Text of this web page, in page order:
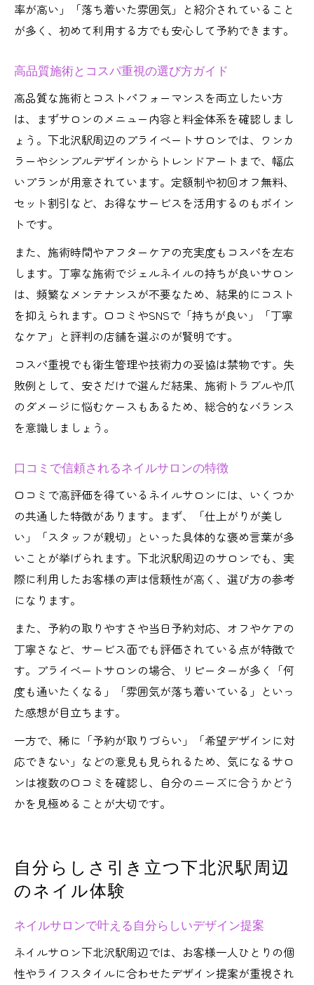
率が高い」「落ち着いた雰囲気」と紹介されていること
が多く、初めて利用する方でも安心して予約できます。
高品質施術とコスパ重視の選び方ガイド
高品質な施術とコストパフォーマンスを両立したい方
は、まずサロンのメニュー内容と料金体系を確認しまし
ょう。下北沢駅周辺のプライベートサロンでは、ワンカ
ラーやシンプルデザインからトレンドアートまで、幅広
いプランが用意されています。定額制や初回オフ無料、
セット割引など、お得なサービスを活用するのもポイン
トです。
また、施術時間やアフターケアの充実度もコスパを左右
します。丁寧な施術でジェルネイルの持ちが良いサロン
は、頻繁なメンテナンスが不要なため、結果的にコスト
を抑えられます。口コミやSNSで「持ちが良い」「丁寧
なケア」と評判の店舗を選ぶのが賢明です。
コスパ重視でも衛生管理や技術力の妥協は禁物です。失
敗例として、安さだけで選んだ結果、施術トラブルや爪
のダメージに悩むケースもあるため、総合的なバランス
を意識しましょう。
口コミで信頼されるネイルサロンの特徴
口コミで高評価を得ているネイルサロンには、いくつか
の共通した特徴があります。まず、「仕上がりが美し
い」「スタッフが親切」といった具体的な褒め言葉が多
いことが挙げられます。下北沢駅周辺のサロンでも、実
際に利用したお客様の声は信頼性が高く、選び方の参考
になります。
また、予約の取りやすさや当日予約対応、オフやケアの
丁寧さなど、サービス面でも評価されている点が特徴で
す。プライベートサロンの場合、リピーターが多く「何
度も通いたくなる」「雰囲気が落ち着いている」といっ
た感想が目立ちます。
一方で、稀に「予約が取りづらい」「希望デザインに対
応できない」などの意見も見られるため、気になるサロ
ンは複数の口コミを確認し、自分のニーズに合うかどう
かを見極めることが大切です。
自分らしさ引き立つ下北沢駅周辺
のネイル体験
ネイルサロンで叶える自分らしいデザイン提案
ネイルサロン下北沢駅周辺では、お客様一人ひとりの個
性やライフスタイルに合わせたデザイン提案が重視され